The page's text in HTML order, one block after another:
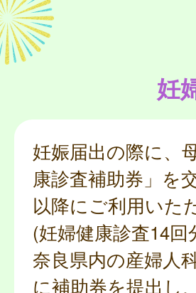
妊
妊娠届出の際に、
康診査補助券」を
以降にご利用いた
(妊婦健康診査14
奈良県内の産婦人
に補助券を提出し